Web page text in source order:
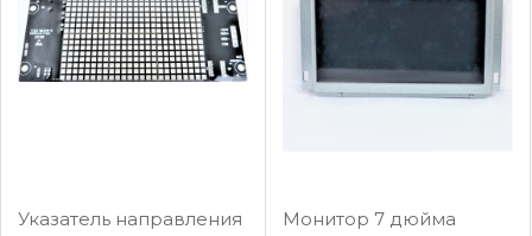
Указатель направления
Монитор 7 дюйма